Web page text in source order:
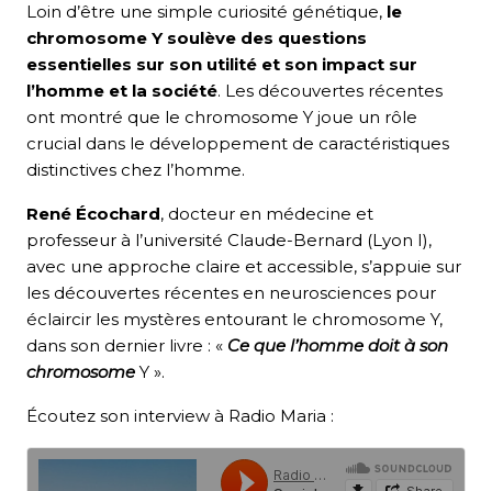
Loin d’être une simple curiosité génétique, le
chromosome Y soulève des questions
essentielles sur son utilité et son impact sur
l’homme et la société. Les découvertes récentes
ont montré que le chromosome Y joue un rôle
crucial dans le développement de caractéristiques
distinctives chez l’homme.
René Écochard, docteur en médecine et
professeur à l’université Claude-Bernard (Lyon I),
avec une approche claire et accessible, s’appuie sur
les découvertes récentes en neurosciences pour
éclaircir les mystères entourant le chromosome Y,
dans son dernier livre : « Ce que l’homme doit à son
chromosome Y ».
Écoutez son interview à Radio Maria :